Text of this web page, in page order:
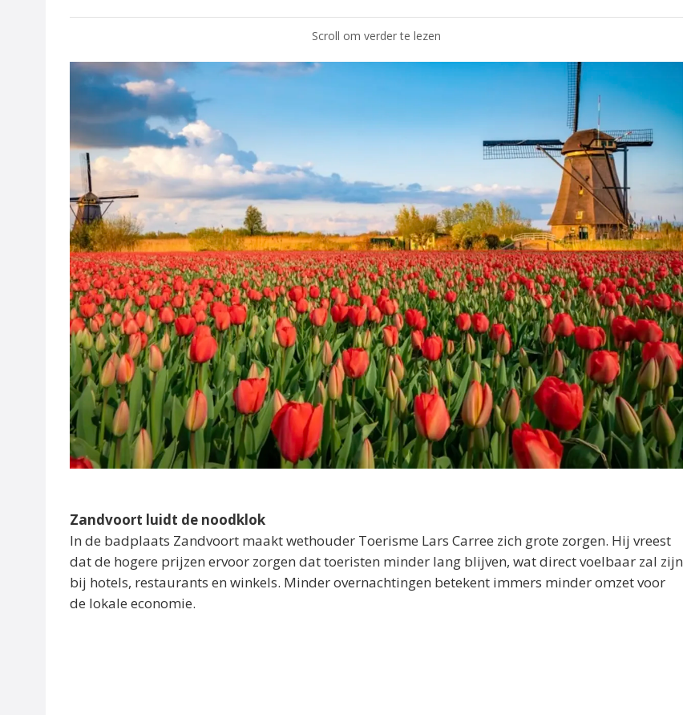
Scroll om verder te lezen
Zandvoort luidt de noodklok
In de badplaats Zandvoort maakt wethouder Toerisme Lars Carree zich grote zorgen. Hij vreest
dat de hogere prijzen ervoor zorgen dat toeristen minder lang blijven, wat direct voelbaar zal zijn
bij hotels, restaurants en winkels. Minder overnachtingen betekent immers minder omzet voor
de lokale economie.